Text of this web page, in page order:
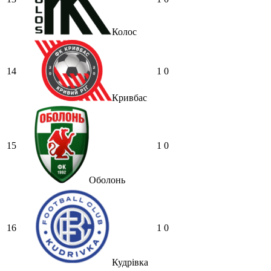
підпишуть декількох гарних
креативщиків , які можуть зробити
щось самі без системи , то буде дуже
важко. Захист ще ніби тримається ,
але от в атаці все якось дуже не дуже.
Makiavelli : Треба хоч когось вже))
Makiavelli :Пара форвардів Невес -
Сидун , не звучить , як на великі
амбіції в УПЛ. Надіюсь Русол хоч
залишки Дніпра-1 підтягне ( Лєднєв,
Третяков, Сарапій, Гаджиєв ,
Мірошниченко) Бо маємо 2 вінгера і
надіємось у щось грати в УПЛ . Хоч
Шведа додому візьміть чи що..
шо на нас чекає повний провал
SVAT :MaRiO Та думаю це вже
провал, не так за футбольними
показниками, як в менеджменті. За
рік не зроблено нічого. Та і судячи з
тих людей, які в клубі і не могло
Колос
14
Кривбас
1 0
15
Оболонь
1 0
16
Кудрівка
1 0